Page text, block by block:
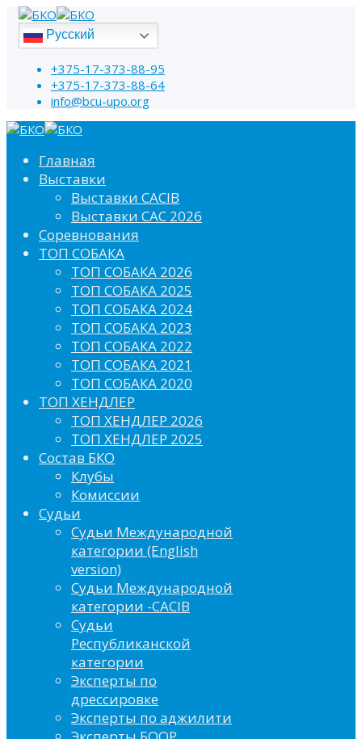
Русский
+375-17-373-88-95
+375-17-373-88-64
info@bcu-upo.org
Главная
Выставки
Выставки CACIB
Выставки САС 2026
Соревнования
ТОП СОБАКА
ТОП СОБАКА 2026
ТОП СОБАКА 2025
ТОП СОБАКА 2024
ТОП СОБАКА 2023
ТОП СОБАКА 2022
ТОП СОБАКА 2021
ТОП СОБАКА 2020
ТОП ХЕНДЛЕР
ТОП ХЕНДЛЕР 2026
ТОП ХЕНДЛЕР 2025
Состав БКО
Клубы
Комиссии
Судьи
Судьи Международной
категории (English
version)
Судьи Международной
категории -CACIB
Судьи
Республиканской
категории
Эксперты по
дрессировке
Эксперты по аджилити